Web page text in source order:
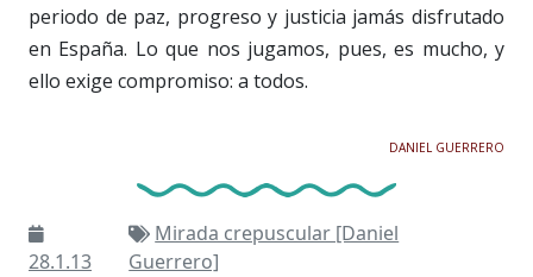
periodo de paz, progreso y justicia jamás disfrutado
en España. Lo que nos jugamos, pues, es mucho, y
ello exige compromiso: a todos.
DANIEL GUERRERO
28.1.13
Mirada crepuscular [Daniel
Guerrero]